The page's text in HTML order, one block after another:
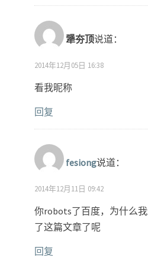
犟夯顶说道：
2014年12月05日 16:38
看我昵称
回复
fesiong说道：
2014年12月11日 09:42
你robots了百度，为什么
了这篇文章了呢
回复